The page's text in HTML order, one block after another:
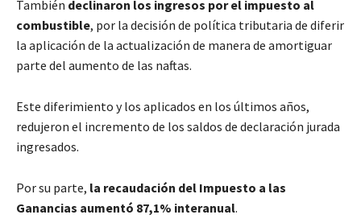
También declinaron los ingresos por el impuesto al
combustible, por la decisión de política tributaria de diferir
la aplicación de la actualización de manera de amortiguar
parte del aumento de las naftas.
Este diferimiento y los aplicados en los últimos años,
redujeron el incremento de los saldos de declaración jurada
ingresados.
Por su parte, la recaudación del Impuesto a las
Ganancias aumentó 87,1% interanual.